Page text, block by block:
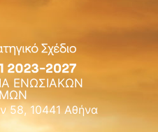
ΕΝΩΣΙΑΚΩΝ
58, 10441 Αθήνα